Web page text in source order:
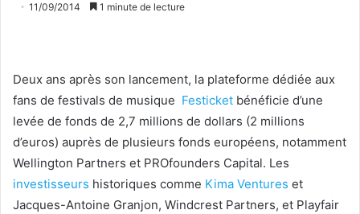
11/09/2014 1 minute de lecture
Deux ans après son lancement, la plateforme dédiée aux
fans de festivals de musique Festicket bénéficie d’une
levée de fonds de 2,7 millions de dollars (2 millions
d’euros) auprès de plusieurs fonds européens, notamment
Wellington Partners et PROfounders Capital. Les
investisseurs historiques comme Kima Ventures et
Jacques-Antoine Granjon, Windcrest Partners, et Playfair